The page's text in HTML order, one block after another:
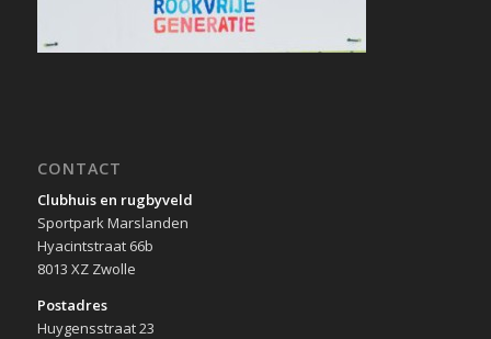
CONTACT
Clubhuis en rugbyveld
Sportpark Marslanden
Hyacintstraat 66b
8013 XZ Zwolle
Postadres
Huygensstraat 23